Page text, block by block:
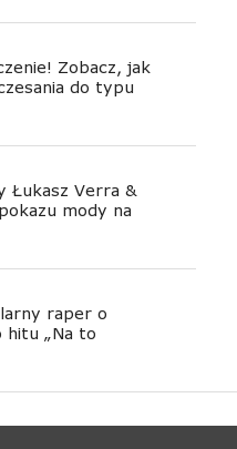
Zobacz, jak
do typu
Łukasz Verra &
mody na
raper o
hitu „Na to